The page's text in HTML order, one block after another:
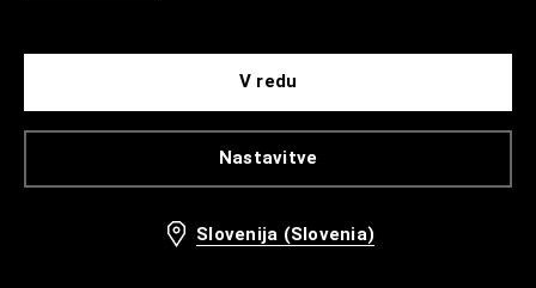
Nastavitve
V redu
Slovenija (Slovenia)